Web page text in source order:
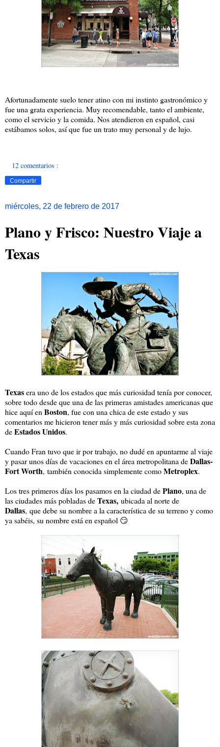
Afortunadamente suelo tener atino con mi instinto gastronómico y
fue una grata experiencia. Muy recomendable, tanto el ambiente,
como el servicio y la comida. Nos atendieron en español, casi
estábamos solos, así que fue un trato muy personal y de lujo.
12 comentarios :
Compartir
miércoles, 22 de febrero de 2017
Plano y Frisco: Nuestro Viaje a
Texas
Texasera uno de los estados que más curiosidad tenía por conocer,
sobre todo desde que una de las primeras amistades americanas que
hice aquí en Boston, fue con una chica de este estado y sus
comentarios me hicieron tener más y más curiosidad sobre esta zona
deEstados Unidos.
Cuando Fran tuvo que ir por trabajo, no dudé en apuntarme al viaje
y pasar unos días de vacaciones en el área metropolitana deDallas-
Fort Worth, también conocida simplemente comoMetroplex.
Los tres primeros días los pasamos en la ciudad dePlano, una de
las ciudades más pobladas deTexas, ubicada al norte de
Dallas, que debe su nombre a la característica de su terreno y como
ya sabéis, su nombre está en español 😏